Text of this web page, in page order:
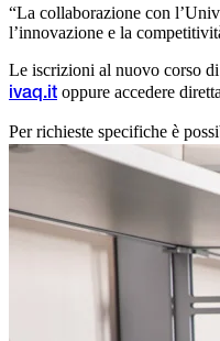
“La collaborazione con
l’innovazione e la
Le iscrizioni al nuovo corso
ivaq.it oppure accedere
Per richieste specifiche è